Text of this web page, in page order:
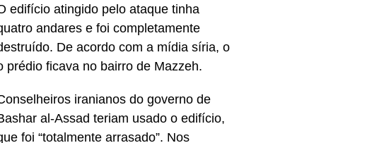
edifício atingido pelo ataque tinha
andares e foi completamente
De acordo com a mídia síria, o
prédio ficava no bairro de Mazzeh.
iranianos do governo de
al-Assad teriam usado o edifício,
foi “totalmente arrasado”. Nos